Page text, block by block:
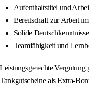
Aufenthaltstitel und
Bereitschaft zur Arbeit
Solide Deutschkenntnisse
Teamfähigkeit und
Leistungsgerechte
Tankgutscheine als Extra-